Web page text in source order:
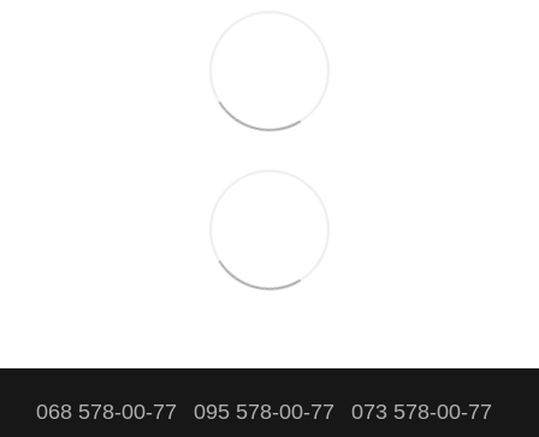
068 578-00-77 095 578-00-77 073 578-00-77